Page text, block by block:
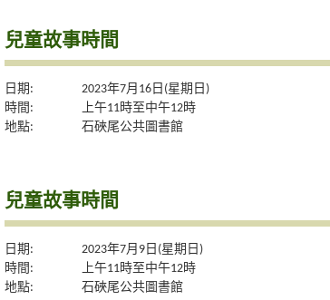
兒童故事時間
日期:
2023年7月16日(星期日)
時間:
上午11時至中午12時
地點:
石硤尾公共圖書館
兒童故事時間
日期:
2023年7月9日(星期日)
時間:
上午11時至中午12時
地點:
石硤尾公共圖書館